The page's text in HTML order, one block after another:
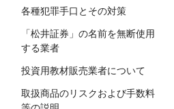
各種犯罪手口とその対策
「松井証券」の名前を無断使用
する業者
投資用教材販売業者について
取扱商品のリスクおよび手数料